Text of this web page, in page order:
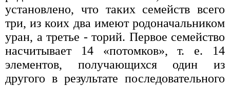
установлено, что таких семейств всего
три, из коих два имеют родоначальником
уран, а третье - торий. Первое семейство
насчитывает 14 «потомков», т. е. 14
элементов, получающихся один из
другого в результате последовательного